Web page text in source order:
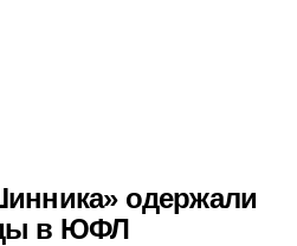
одержали
в ЮФЛ